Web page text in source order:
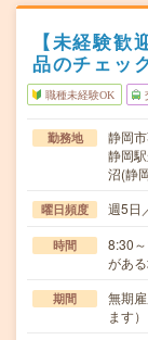
【未経験歓
品のチェッ
職種未経験OK
勤務地
静岡
静岡
沼(静
曜日頻度 週5日
時間
8:30
があ
期間
無期
ます）